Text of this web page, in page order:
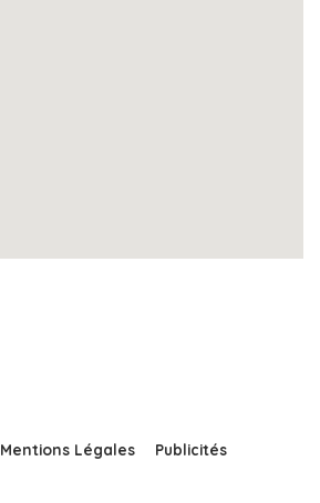
Mentions Légales Publicités